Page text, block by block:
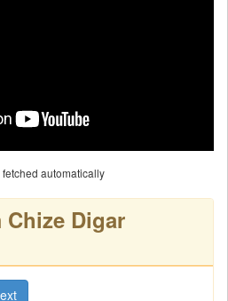
automatically
Chize Digar